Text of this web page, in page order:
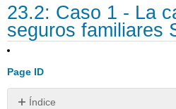
23.2: Caso 1 - La
seguros familiares
Page ID
Índice